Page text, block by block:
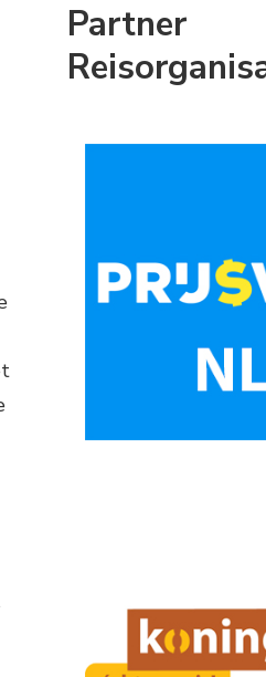
Partner